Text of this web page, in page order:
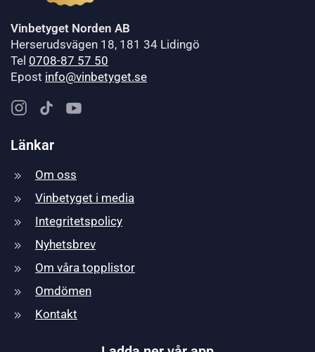
Vinbetyget Norden AB
Herserudsvägen 18, 181 34 Lidingö
Tel 0708-87 57 50
Epost info@vinbetyget.se
Länkar
Om oss
Vinbetyget i media
Integritetspolicy
Nyhetsbrev
Om våra topplistor
Omdömen
Kontakt